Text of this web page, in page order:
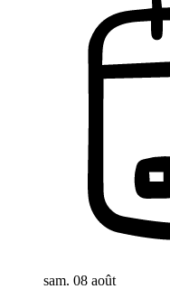
sam. 08 août